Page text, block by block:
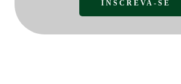
INSCREVA-SE